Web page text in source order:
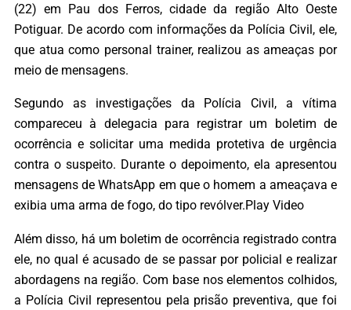
(22) em Pau dos Ferros, cidade da região Alto Oeste
Potiguar. De acordo com informações da Polícia Civil, ele,
que atua como personal trainer, realizou as ameaças por
meio de mensagens.
Segundo as investigações da Polícia Civil, a vítima
compareceu à delegacia para registrar um boletim de
ocorrência e solicitar uma medida protetiva de urgência
contra o suspeito. Durante o depoimento, ela apresentou
mensagens de WhatsApp em que o homem a ameaçava e
exibia uma arma de fogo, do tipo revólver.Play Video
Além disso, há um boletim de ocorrência registrado contra
ele, no qual é acusado de se passar por policial e realizar
abordagens na região. Com base nos elementos colhidos,
a Polícia Civil representou pela prisão preventiva, que foi